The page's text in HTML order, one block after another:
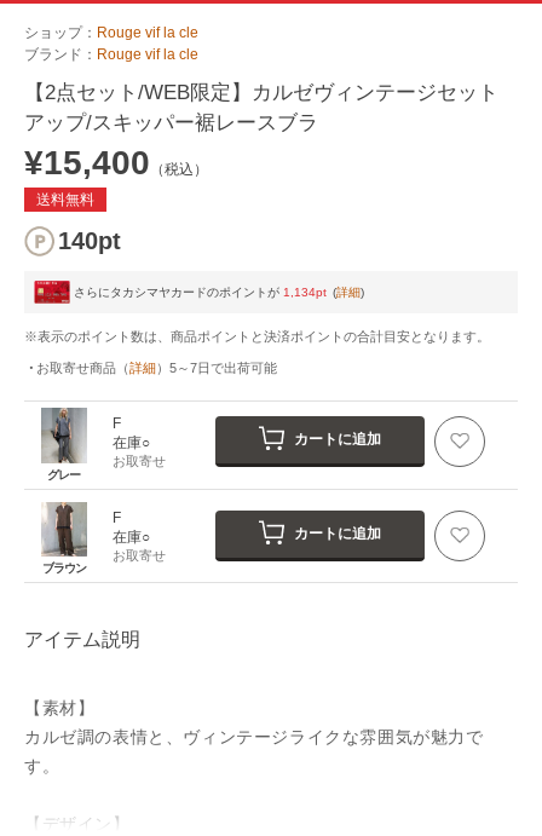
ショップ： Rouge vif la cle
ブランド： Rouge vif la cle
【2点セット/WEB限定】カルゼヴィンテージセット
アップ/スキッパー裾レースブラ
¥15,400 （税込）
送料無料
140pt
さらにタカシマヤカードのポイントが 1,134pt (詳細)
※表示のポイント数は、商品ポイントと決済ポイントの合計目安となります。
お取寄せ商品 （詳細） 5～7日で出荷可能
グレー
F
在庫○
お取寄せ
カートに追加
ブラウン
F
在庫○
お取寄せ
カートに追加
アイテム説明
【素材】
カルゼ調の表情と、ヴィンテージライクな雰囲気が魅力で
す。
【デザイン】